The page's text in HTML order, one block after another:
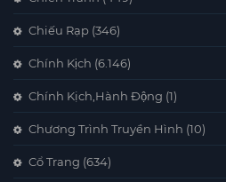
Chiếu Rạp (346)
Chính Kịch (6.146)
Chính Kịch,Hành Động (1)
Chương Trình Truyền Hình (10)
Cổ Trang (634)